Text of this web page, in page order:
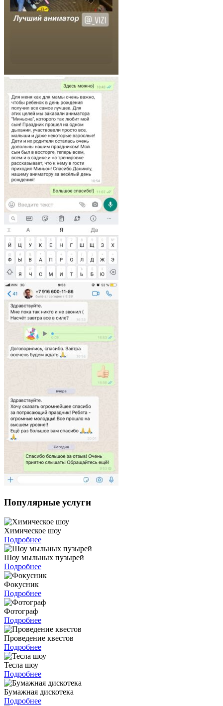
Популярные услуги
Химическое шоу
Подробнее
Шоу мыльных пузырей
Подробнее
Фокусник
Подробнее
Фотограф
Подробнее
Проведение квестов
Подробнее
Тесла шоу
Подробнее
Бумажная дискотека
Подробнее